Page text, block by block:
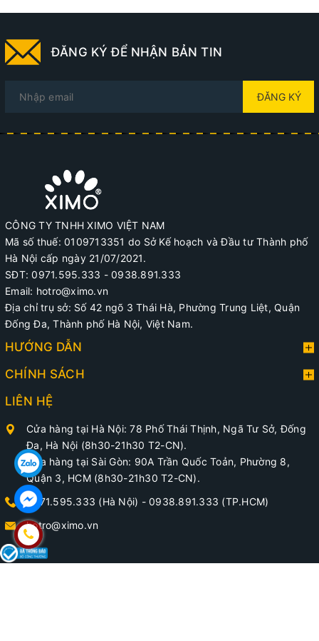
ĐĂNG KÝ ĐỂ NHẬN BẢN TIN
ĐĂNG KÝ
CÔNG TY TNHH XIMO VIỆT NAM
Mã số thuế: 0109713351 do Sở Kế hoạch và Đầu tư Thành phố
Hà Nội cấp ngày 21/07/2021.
SĐT: 0971.595.333 - 0938.891.333
Email: hotro@ximo.vn
Địa chỉ trụ sở: Số 42 ngõ 3 Thái Hà, Phường Trung Liệt, Quận
Đống Đa, Thành phố Hà Nội, Việt Nam.
HƯỚNG DẪN
CHÍNH SÁCH
LIÊN HỆ
Cửa hàng tại Hà Nội: 78 Phố Thái Thịnh, Ngã Tư Sở, Đống
Đa, Hà Nội (8h30-21h30 T2-CN).
Cửa hàng tại Sài Gòn: 90A Trần Quốc Toản, Phường 8,
Quận 3, HCM (8h30-21h30 T2-CN).
0971.595.333 (Hà Nội) - 0938.891.333 (TP.HCM)
hotro@ximo.vn